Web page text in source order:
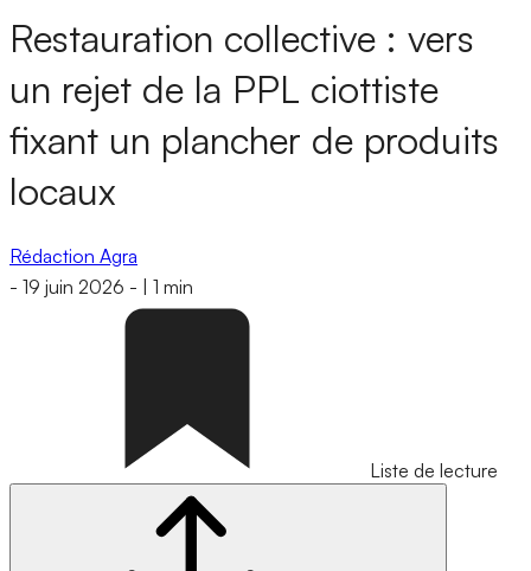
Restauration collective : vers
un rejet de la PPL ciottiste
fixant un plancher de produits
locaux
Rédaction Agra
- 19 juin 2026 - 1 min
Liste de lecture